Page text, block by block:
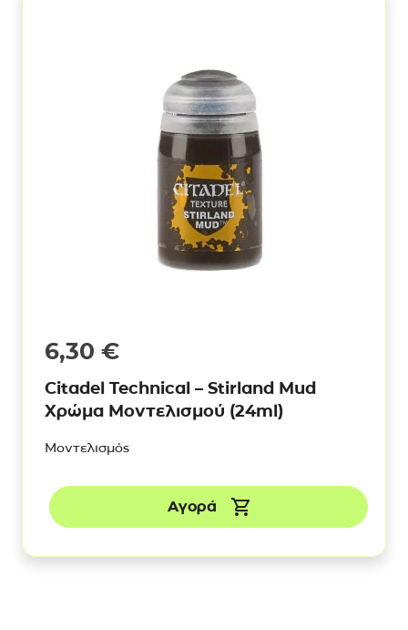
6,30 €
Citadel Technical – Stirland Mud
Χρώμα Μοντελισμού (24ml)
Μοντελισμός
Αγορά